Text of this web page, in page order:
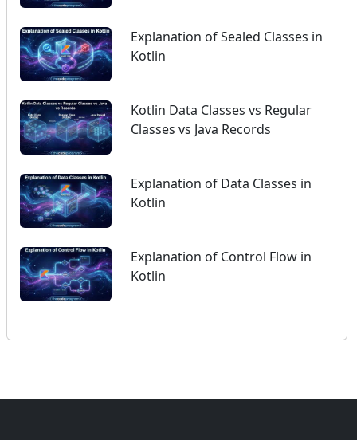
Explanation of Sealed Classes in
Kotlin
Kotlin Data Classes vs Regular
Classes vs Java Records
Explanation of Data Classes in
Kotlin
Explanation of Control Flow in
Kotlin